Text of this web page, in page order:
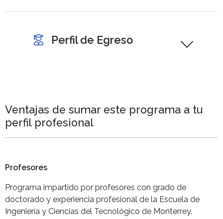
Perfil de Egreso
Ventajas de sumar este programa a tu
perfil profesional
Profesores
Programa impartido por profesores con grado de
doctorado y experiencia profesional de la Escuela de
Ingeniería y Ciencias del Tecnológico de Monterrey.